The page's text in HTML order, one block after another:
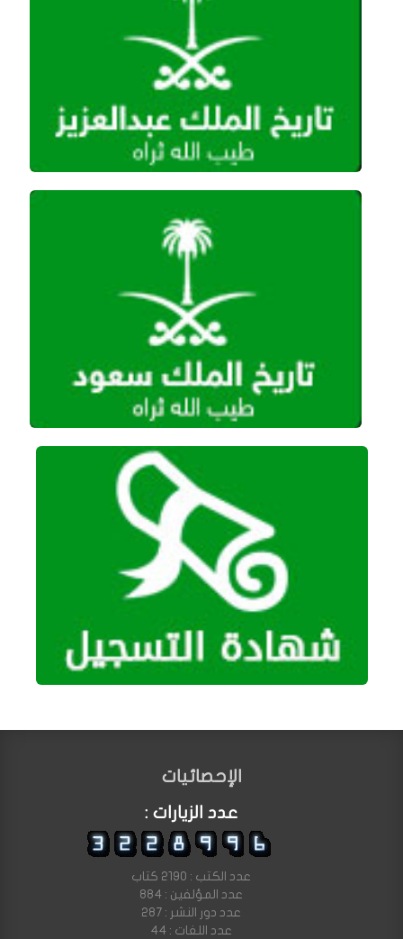
الإحصائيات
عدد الزيارات :
عدد الكتب : 2190 كتاب
عدد المؤلفين : 884
عدد دور النشر : 287
عدد اللغات : 44